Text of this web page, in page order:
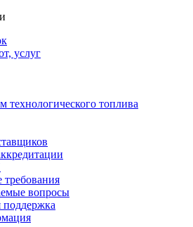
услуг
технологического топлива
требования
вопросы
поддержка